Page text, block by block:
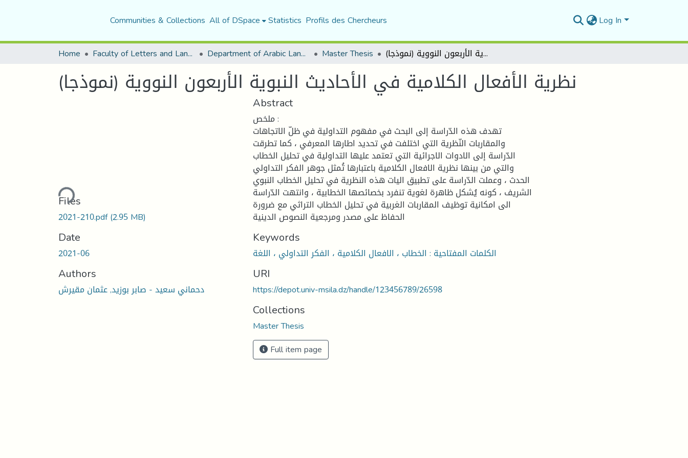
Communities & Collections All of DSpace Statistics Profils des Chercheurs Log In
Home Faculty of Letters and Languages Department of Arabic Language and Literature Master Thesis نظرية الأفعال الكلامية في الأحاديث النبوية الأربعون النووية (نموذجا)
نظرية الأفعال الكلامية في الأحاديث النبوية الأربعون النووية (نموذجا)
Loading...
Files
2021-210.pdf(2.95 MB)
Date
2021-06
Authors
دحماني سعيد - صابر بوزيد, عثمان مقيرش
Abstract
ملخص :
تهدف هذه الدّراسة إلى البحث في مفهوم التداولية في ظلّ الاتجاهات
والمقاربات النّظرية التي اختلفت في تحديد اطارها المعرفي ، كما تطرقت
الدّراسة إلى الادوات الاجرائية التي تعتمد عليها التداولية في تحليل الخطاب
والتي من بينها نظرية الافعال الكلامية باعتبارها تُمثل جوهر الفكر التداولي
الحدث ، وعملت الدّراسة على تطبيق اليات هذه النظرية في تحليل الخطاب النبوي
الشريف ، كونه يُشكل ظاهرة لغوية تنفرد بخصائصها الخطابية ، وانتهت الدّراسة
الى امكانية توظيف المقاربات الغربية في تحليل الخطاب التراثي مع ضرورة
الحفاظ على مصدر ومرجعية النصوص الدينية
Keywords
الكلمات المفتاحية : الخطاب ، الافعال الكلامية ، الفكر التداولي ، اللغة
URI
https://depot.univ-msila.dz/handle/123456789/26598
Collections
Master Thesis
Full item page